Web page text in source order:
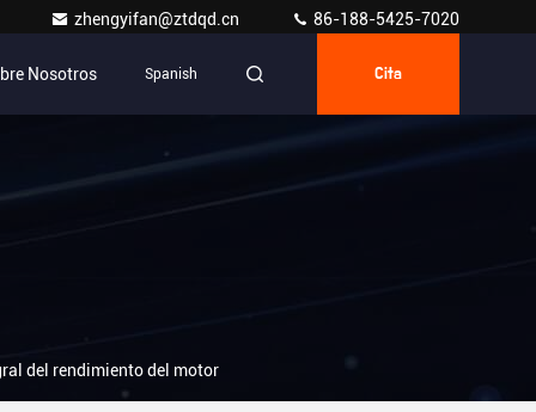
zhengyifan@ztdqd.cn 86-188-5425-7020
Nosotros Spanish Cita
del rendimiento del motor